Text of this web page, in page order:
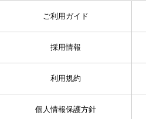
ご利用ガイド
採用情報
利用規約
個人情報保護方針